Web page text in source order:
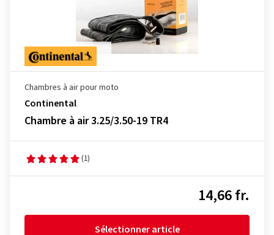
Chambres à air pour moto
Continental
Chambre à air 3.25/3.50-19 TR4
(1)
14,66 fr.
Sélectionner article